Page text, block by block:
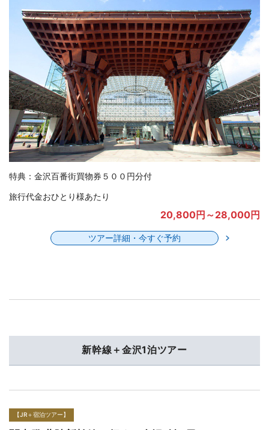
特典：金沢百番街買物券５００円分付
旅行代金おひとり様あたり
20,800円～28,000円
ツアー詳細・今すぐ予約
新幹線＋金沢1泊ツアー
【JR＋宿泊ツアー】